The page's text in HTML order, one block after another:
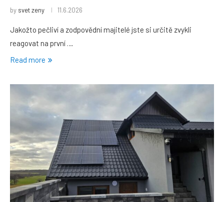
by svet zeny 11.6.2026
Jakožto pečliví a zodpovědní majitelé jste si určitě zvykli
reagovat na první …
Read more